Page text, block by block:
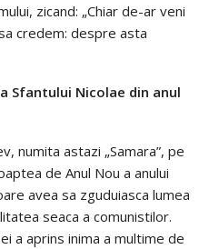
zicand: „Chiar de-ar veni
credem: despre asta
Sfantului Nicolae din anul
numita astazi „Samara”, pe
de Anul Nou a anului
avea sa zguduiasca lumea
seaca a comunistilor.
a aprins inima a multime de